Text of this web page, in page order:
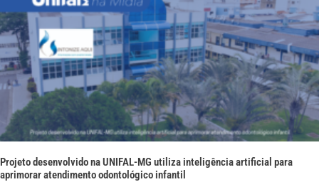
Projeto desenvolvido na UNIFAL-MG utiliza inteligência artificial para
aprimorar atendimento odontológico infantil